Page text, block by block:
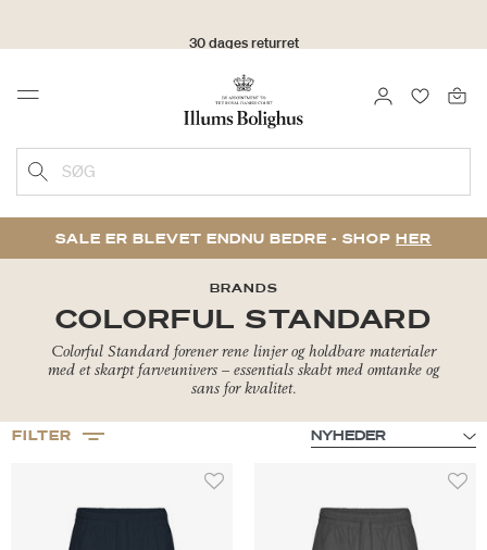
Menu LOG IND
SØG
SALE ER BLEVET ENDNU BEDRE - SHOP HER
BRANDS
COLORFUL STANDARD
Colorful Standard forener rene linjer og holdbare materialer
med et skarpt farveunivers – essentials skabt med omtanke og
sans for kvalitet.
FILTER